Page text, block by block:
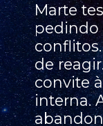
Marte
pedindo
de
convite
interna.